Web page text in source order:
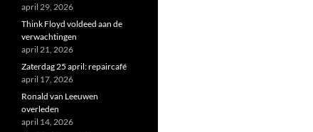
april 29, 2026
Think Floyd voldeed aan de
verwachtingen
april 21, 2026
Zaterdag 25 april: repaircafé
april 17, 2026
Ronald van Leeuwen
overleden
april 14, 2026